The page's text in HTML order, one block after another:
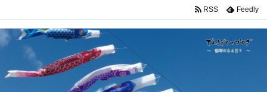
RSS Feedly